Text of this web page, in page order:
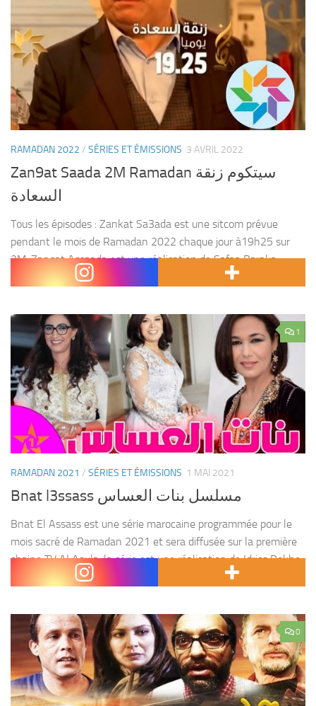
RAMADAN 2022 / SÉRIES ET ÉMISSIONS 3 AVRIL 2022
Zan9at Saada 2M Ramadan سيتكوم زنقة
السعادة
Tous les épisodes : Zankat Sa3ada est une sitcom prévue
pendant le mois de Ramadan 2022 chaque jour à19h25 sur
2M. Zanqat Assaada est une réalisation de Safaa Baraka,
production de Soread 2M, et...
1
RAMADAN 2021 / SÉRIES ET ÉMISSIONS 1 MAI 2021
Bnat l3ssass مسلسل بنات العساس
Bnat El Assass est une série marocaine programmée pour le
mois sacré de Ramadan 2021 et sera diffusée sur la première
chaine TV Al Aoula. la série est une réalisation de Idriss Rokhe,
composée...
0